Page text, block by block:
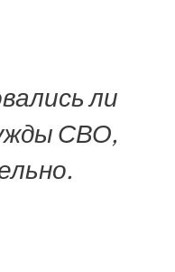
ли
СВО,